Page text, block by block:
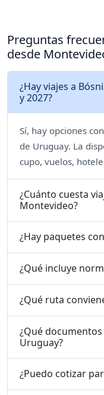
Preguntas
desde
¿Hay viajes a
y 2027?
Sí, hay opciones
de Uruguay. La
cupo, vuelos,
¿Cuánto cuesta
Montevideo?
¿Hay paquetes
¿Qué incluye
¿Qué ruta
¿Qué
Uruguay?
¿Puedo cotizar